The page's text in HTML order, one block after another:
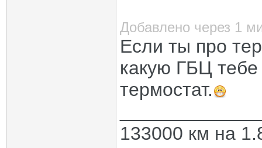
Добавлено через 1
Если ты про
какую ГБЦ тебе
термостат.
133000 км на